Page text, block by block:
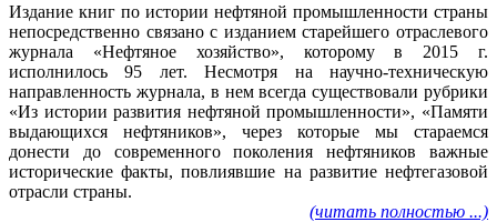
Издание книг по истории нефтяной промышленности страны
непосредственно связано с изданием старейшего отраслевого
журнала «Нефтяное хозяйство», которому в 2015 г.
исполнилось 95 лет. Несмотря на научно-техническую
направленность журнала, в нем всегда существовали рубрики
«Из истории развития нефтяной промышленности», «Памяти
выдающихся нефтяников», через которые мы стараемся
донести до современного поколения нефтяников важные
исторические факты, повлиявшие на развитие нефтегазовой
отрасли страны.
(читать полностью ...)